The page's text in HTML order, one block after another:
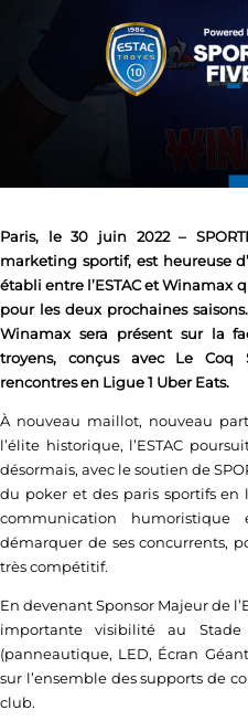
Paris, le 30 juin 2022 –
marketing sportif, est heureuse
établi entre l’ESTAC et Winamax
pour les deux prochaines
Winamax sera présent sur la
troyens, conçus avec Le Coq
rencontres en Ligue 1 Uber Eats.
À nouveau maillot, nouveau
l’élite historique, l’ESTAC
désormais, avec le soutien de
du poker et des paris sportifs
communication
démarquer de ses concurrents,
très compétitif.
En devenant Sponsor Majeur de
importante visibilité au
(panneautique, LED, Écran
sur l’ensemble des supports de
club.